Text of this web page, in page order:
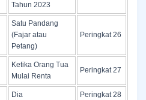
Tahun 2023
Satu Pandang
(Fajar atau
Petang)
Peringkat 26
Ketika Orang Tua
Mulai Renta
Peringkat 27
Dia Peringkat 28